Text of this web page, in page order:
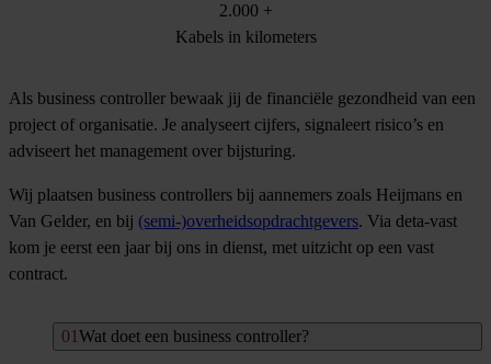
2.000 +
Kabels in kilometers
Als business controller bewaak jij de financiële gezondheid van een
project of organisatie. Je analyseert cijfers, signaleert risico’s en
adviseert het management over bijsturing.
Wij plaatsen business controllers bij aannemers zoals Heijmans en
Van Gelder, en bij (semi-)overheidsopdrachtgevers. Via deta-vast
kom je eerst een jaar bij ons in dienst, met uitzicht op een vast
contract.
Wat doet een business controller?